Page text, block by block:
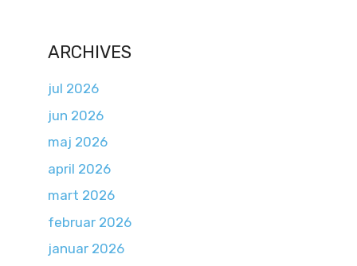
ARCHIVES
jul 2026
jun 2026
maj 2026
april 2026
mart 2026
februar 2026
januar 2026